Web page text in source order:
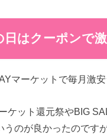
日はクーポンで
マーケットで毎月激安
ケット還元祭やBIG
のが良かったのです